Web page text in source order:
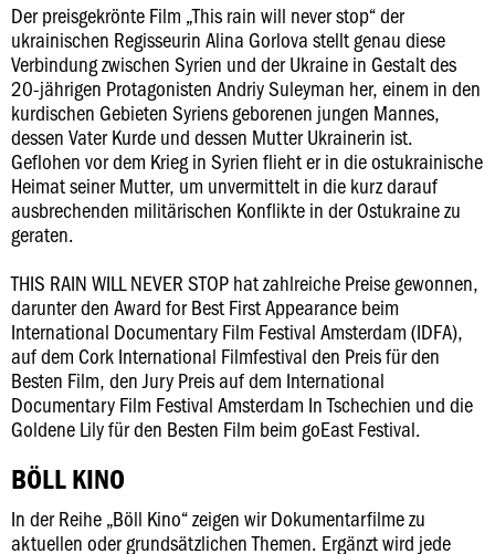
Der preisgekrönte Film „This rain will never stop“ der
ukrainischen Regisseurin Alina Gorlova stellt genau diese
Verbindung zwischen Syrien und der Ukraine in Gestalt des
20-jährigen Protagonisten Andriy Suleyman her, einem in den
kurdischen Gebieten Syriens geborenen jungen Mannes,
dessen Vater Kurde und dessen Mutter Ukrainerin ist.
Geflohen vor dem Krieg in Syrien flieht er in die ostukrainische
Heimat seiner Mutter, um unvermittelt in die kurz darauf
ausbrechenden militärischen Konflikte in der Ostukraine zu
geraten.
THIS RAIN WILL NEVER STOP hat zahlreiche Preise gewonnen,
darunter den Award for Best First Appearance beim
International Documentary Film Festival Amsterdam (IDFA),
auf dem Cork International Filmfestival den Preis für den
Besten Film, den Jury Preis auf dem International
Documentary Film Festival Amsterdam In Tschechien und die
Goldene Lily für den Besten Film beim goEast Festival.
BÖLL KINO
In der Reihe „Böll Kino“ zeigen wir Dokumentarfilme zu
aktuellen oder grundsätzlichen Themen. Ergänzt wird jede